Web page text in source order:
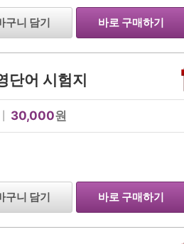
구니 담기 바로 구매하기
단어 시험지
| 30,000원
구니 담기 바로 구매하기